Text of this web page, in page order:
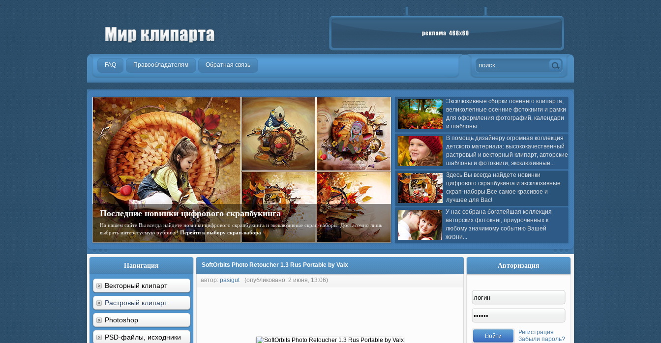
.
FAQ Правообладателям Обратная связь
Эксклюзивные сборки осеннего клипарта,
великолепные осенние фотокниги и рамки
для оформления фотографий, календари
и шаблоны...
В помощь дизайнеру огромная коллекция
детского материала: высококачественный
растровый и векторный клипарт, авторские
шаблоны и фотокниги, эксклюзивные...
Здесь Вы всегда найдете новинки
цифрового скрапбукинга и эксклюзивные
скрап-наборы.Все самое красивое и
лучшее для Вас!
У нас собрана богатейшая коллекция
авторских фотокниг, приуроченных к
любому значимому событию Вашей
жизни...
Последние новинки цифрового скрапбукинга
На нашем сайте Вы всегда найдете новинки цифрового скрапбукинга и эксклюзивные скрап-наборы. Достаточно лишь
выбрать интересуемую рубрику!Перейти к выбору скрап-набора
Навигация
Векторный клипарт
Растровый клипарт
Photoshop
PSD-файлы, исходники
SoftOrbits Photo Retoucher 1.3 Rus Portable by Valx
автор: pasigut (опубликовано: 2 июня, 13:06)
Авторизация
Регистрация
Забыли пароль?